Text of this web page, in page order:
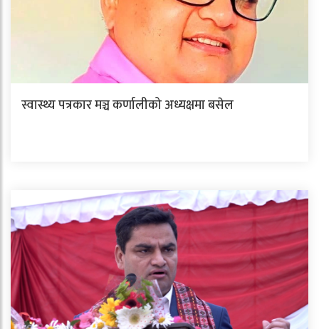
स्वास्थ्य पत्रकार मञ्च कर्णालीको अध्यक्षमा बसेल